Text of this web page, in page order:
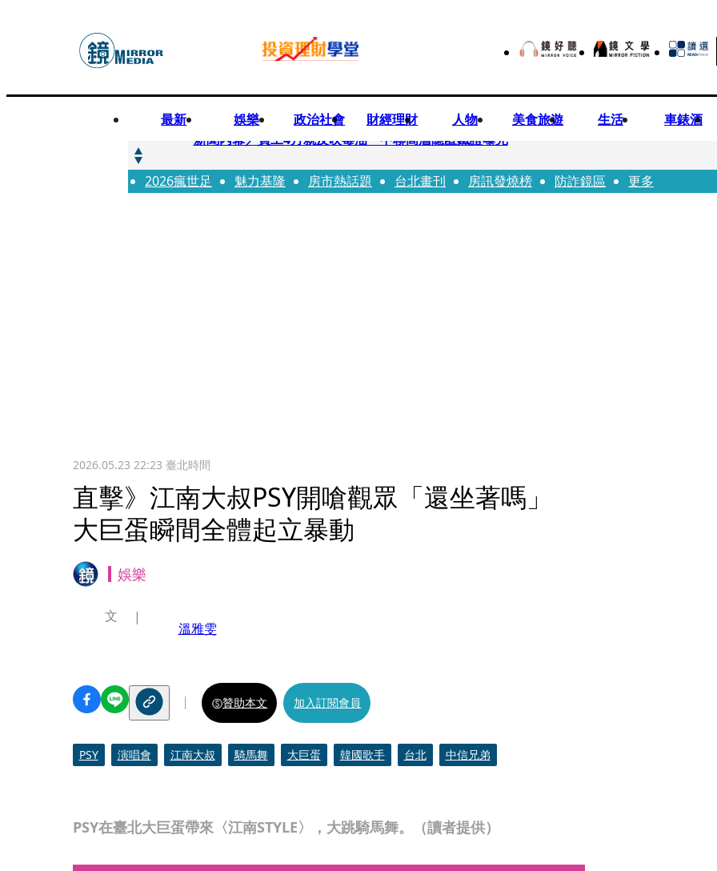
最新 娛樂 政治社會 財經理財 人物 美食旅遊 生活 車錶酒
快訊
新聞內幕／員工4月就反映毒油 中聯高層隱匿鐵證曝光
快訊
最年輕原民校長光環蒙塵 高市議員范織欽涉貪交保
2026瘋世足 魅力基隆 房市熱話題 台北畫刊 房訊發燒榜 防詐鏡區 更多
2026.05.23 22:23 臺北時間
直擊》江南大叔PSY開嗆觀眾「還坐著嗎」
大巨蛋瞬間全體起立暴動
娛樂
PSY在臺北大巨蛋帶來〈江南STYLE〉，大跳騎馬舞。（讀者提供）
文
溫雅雯
贊助本文 加入訂閱會員
PSY 演唱會 江南大叔 騎馬舞 大巨蛋 韓國歌手 台北 中信兄弟